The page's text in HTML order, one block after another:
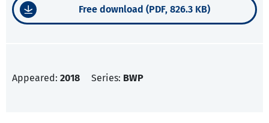
Free download (PDF, 826.3 KB)
Appeared: 2018 Series: BWP